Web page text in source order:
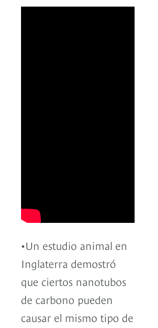
•Un estudio animal en
Inglaterra demostró
que ciertos nanotubos
de carbono pueden
causar el mismo tipo de